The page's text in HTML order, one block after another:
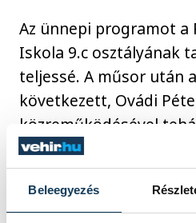
Beleegyezés
Az ünnepi programot a
Iskola 9.c osztályának
teljessé. A műsor után
következett, Ovádi
közreműködésével
adventi gyertya első